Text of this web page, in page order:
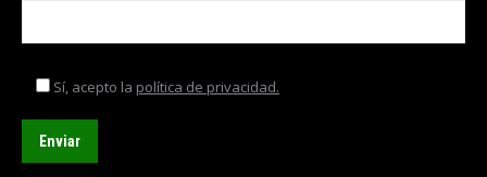
Sí, acepto la política de privacidad.